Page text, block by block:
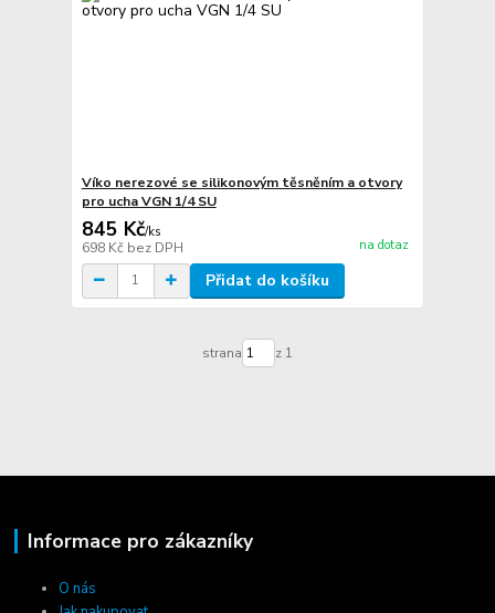
Víko nerezové se silikonovým těsněním a otvory
pro ucha VGN 1/4 SU
845 Kč/ks
698 Kč bez DPH na dotaz
Přidat do košíku
strana z 1
Informace pro zákazníky
O nás